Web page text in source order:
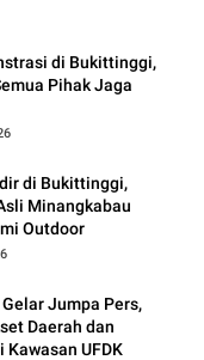
di Bukittinggi,
Pihak Jaga
di Bukittinggi,
Minangkabau
Outdoor
Jumpa Pers,
Daerah dan
UFDK